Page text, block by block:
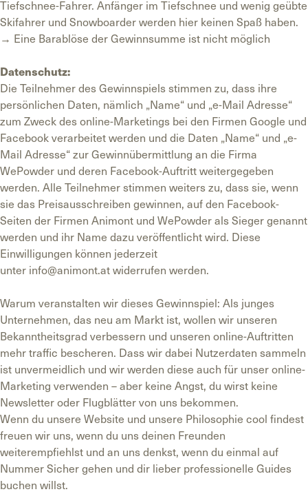
Tiefschnee-Fahrer. Anfänger im Tiefschnee und wenig geübte
Skifahrer und Snowboarder werden hier keinen Spaß haben.
→ Eine Barablöse der Gewinnsumme ist nicht möglich
Datenschutz:
Die Teilnehmer des Gewinnspiels stimmen zu, dass ihre
persönlichen Daten, nämlich „Name“ und „e-Mail Adresse“
zum Zweck des online-Marketings bei den Firmen Google und
Facebook verarbeitet werden und die Daten „Name“ und „e-
Mail Adresse“ zur Gewinnübermittlung an die Firma
WePowder und deren Facebook-Auftritt weitergegeben
werden. Alle Teilnehmer stimmen weiters zu, dass sie, wenn
sie das Preisausschreiben gewinnen, auf den Facebook-
Seiten der Firmen Animont und WePowder als Sieger genannt
werden und ihr Name dazu veröffentlicht wird. Diese
Einwilligungen können jederzeit
unter info@animont.atwiderrufen werden.
Warum veranstalten wir dieses Gewinnspiel: Als junges
Unternehmen, das neu am Markt ist, wollen wir unseren
Bekanntheitsgrad verbessern und unseren online-Auftritten
mehr traffic bescheren. Dass wir dabei Nutzerdaten sammeln
ist unvermeidlich und wir werden diese auch für unser online-
Marketing verwenden – aber keine Angst, du wirst keine
Newsletter oder Flugblätter von uns bekommen.
Wenn du unsere Website und unsere Philosophie cool findest
freuen wir uns, wenn du uns deinen Freunden
weiterempfiehlst und an uns denkst, wenn du einmal auf
Nummer Sicher gehen und dir lieber professionelle Guides
buchen willst.